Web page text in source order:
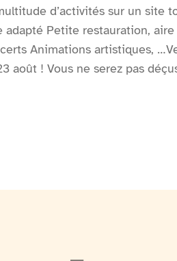
d’activités sur un site
adapté Petite restauration,
Animations artistiques,
août ! Vous ne serez pas
sont à disposition.Des
langue des signes réalisée